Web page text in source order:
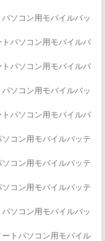
ソコン用モバイルバッ
パソコン用モバイルバ
パソコン用モバイルバ
ソコン用モバイルバッ
パソコン用モバイルバ
コン用モバイルバッテ
コン用モバイルバッテ
コン用モバイルバッテ
ソコン用モバイルバッ
トパソコン用モバイル